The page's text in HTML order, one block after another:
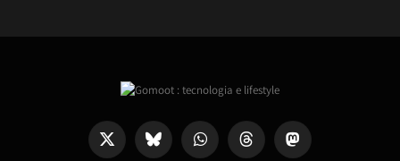
X
Bluesky WhatsAppThreads Mastodon